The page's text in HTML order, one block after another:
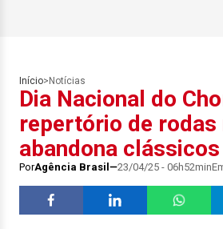
Início> Notícias
Dia Nacional do
repertório de rodas
abandona clássicos
PorAgência Brasil 23/04/25 - 06h52min